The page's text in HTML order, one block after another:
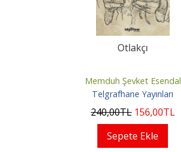
Otlakçı
Memduh Şevket Esendal
Telgrafhane Yayınları
240,00TL 156,00TL
Sepete Ekle